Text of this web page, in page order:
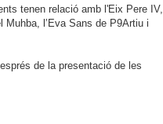
tenen relació amb l'Eix Pere IV,
Muhba, l’Eva Sans de P9Artiu i
de la presentació de les